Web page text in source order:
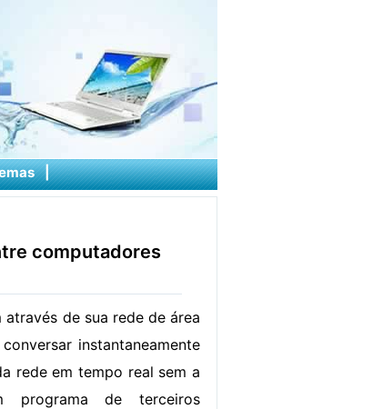
|
computadores
através de sua rede de área
instantaneamente
rede em tempo real sem a
programa de terceiros